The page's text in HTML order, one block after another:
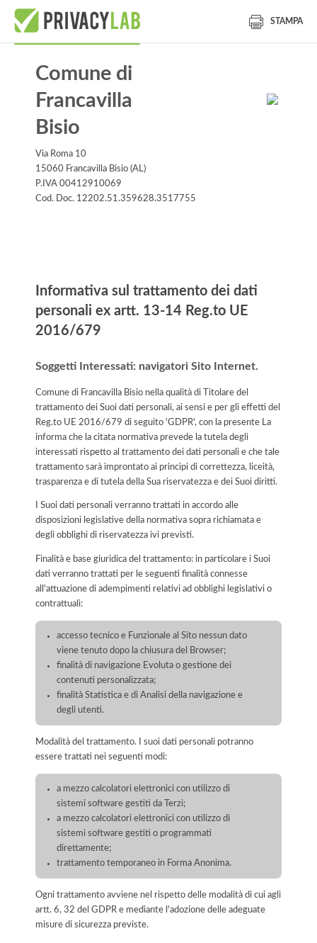
STAMPA
Comune di
Francavilla
Bisio
Via Roma 10
15060 Francavilla Bisio (AL)
P.IVA 00412910069
Cod. Doc. 12202.51.359628.3517755
Informativa sul trattamento dei dati
personali ex artt. 13-14 Reg.to UE
2016/679
Soggetti Interessati: navigatori Sito Internet.
Comune di Francavilla Bisio nella qualità di Titolare del
trattamento dei Suoi dati personali, ai sensi e per gli effetti del
Reg.to UE 2016/679 di seguito 'GDPR', con la presente La
informa che la citata normativa prevede la tutela degli
interessati rispetto al trattamento dei dati personali e che tale
trattamento sarà improntato ai principi di correttezza, liceità,
trasparenza e di tutela della Sua riservatezza e dei Suoi diritti.
I Suoi dati personali verranno trattati in accordo alle
disposizioni legislative della normativa sopra richiamata e
degli obblighi di riservatezza ivi previsti.
Finalità e base giuridica del trattamento: in particolare i Suoi
dati verranno trattati per le seguenti finalità connesse
all'attuazione di adempimenti relativi ad obblighi legislativi o
contrattuali:
accesso tecnico e Funzionale al Sito nessun dato
viene tenuto dopo la chiusura del Browser;
finalità di navigazione Evoluta o gestione dei
contenuti personalizzata;
finalità Statistica e di Analisi della navigazione e
degli utenti.
Modalità del trattamento. I suoi dati personali potranno
essere trattati nei seguenti modi:
a mezzo calcolatori elettronici con utilizzo di
sistemi software gestiti da Terzi;
a mezzo calcolatori elettronici con utilizzo di
sistemi software gestiti o programmati
direttamente;
trattamento temporaneo in Forma Anonima.
Ogni trattamento avviene nel rispetto delle modalità di cui agli
artt. 6, 32 del GDPR e mediante l'adozione delle adeguate
misure di sicurezza previste.